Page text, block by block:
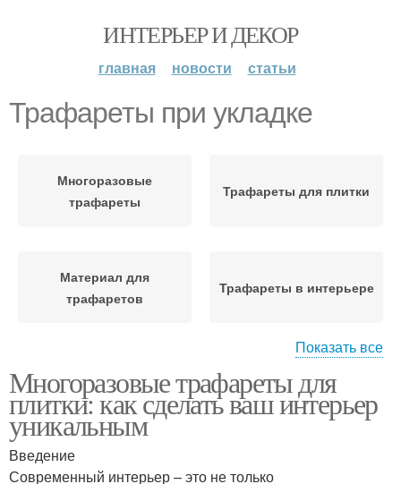
ИНТЕРЬЕР И ДЕКОР
главная новости статьи
Трафареты при укладке
Многоразовые
трафареты
Трафареты для плитки
Материал для
трафаретов
Трафареты в интерьере
конкретного проекта
поверхности
Трафареты для
Многоразовый
Показать все
Многоразовые трафареты для
плитки: как сделать ваш интерьер
уникальным
Введение
Современный интерьер – это не только